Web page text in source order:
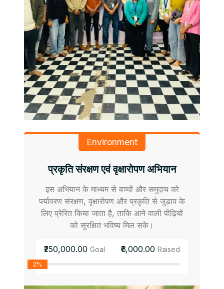
Environment
प्रकृति संरक्षण एवं वृक्षारोपण अभियान
इस अभियान के माध्यम से बच्चों और समुदाय को
पर्यावरण संरक्षण, वृक्षारोपण और प्रकृति से जुड़ाव के
लिए प्रेरित किया जाता है, ताकि आने वाली पीढ़ियों
को सुरक्षित भविष्य मिल सके।
₹250,000.00 Goal ₹6,000.00 Raised
2%